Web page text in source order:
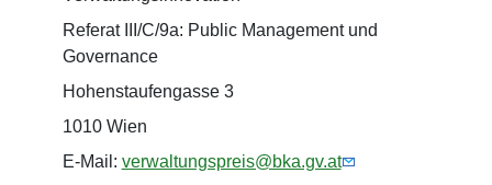
Referat III/C/9a: Public Management und
Governance
Hohenstaufengasse 3
1010 Wien
E-Mail: verwaltungspreis@bka.gv.at